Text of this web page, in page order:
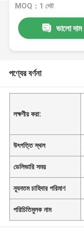
MOQ：1 সেট
ভালো দাম
পণ্যের বর্ণনা
লক্ষণীয় করা:
উৎপত্তি স্থল
ডেলিভারি সময়
ন্যূনতম চাহিদার পরিমাণ
পরিচিতিমুলক নাম